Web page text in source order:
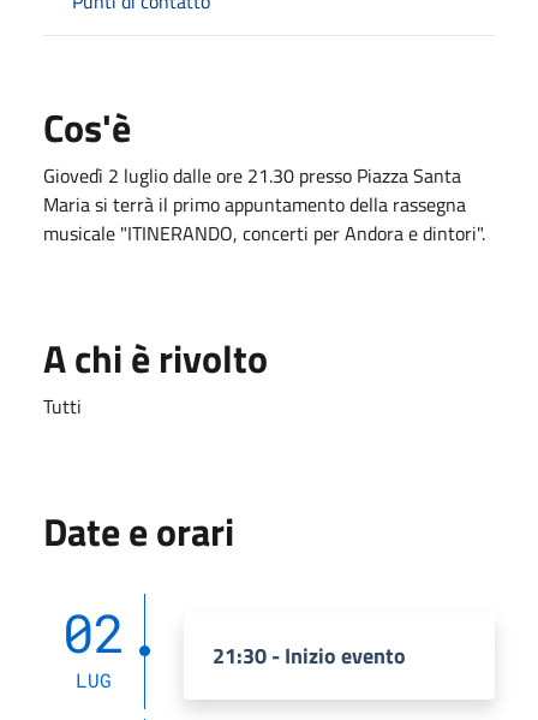
Cos'è
Giovedì 2 luglio dalle ore 21.30 presso Piazza Santa
Maria si terrà il primo appuntamento della rassegna
musicale "ITINERANDO, concerti per Andora e dintori".
A chi è rivolto
Tutti
Date e orari
02
LUG
21:30 - Inizio evento